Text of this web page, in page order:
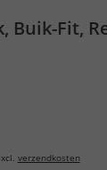
Buik-Fit,
verzendkosten